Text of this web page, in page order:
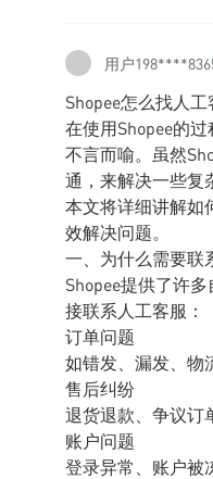
用户
Shopee怎么找人
在使用Shopee的
不言而喻。虽然
通，来解决一些复
本文将详细讲解如
效解决问题。
一、为什么需要联
Shopee提供了许
接联系人工客服：
订单问题
如错发、漏发、物
售后纠纷
退货退款、争议订
账户问题
登录异常、账户被